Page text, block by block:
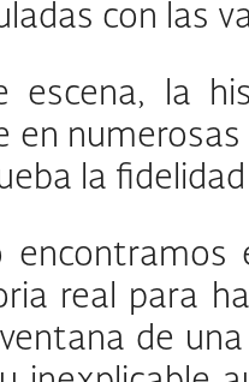
con las
escena, la
en
la
encontramos
real para
de